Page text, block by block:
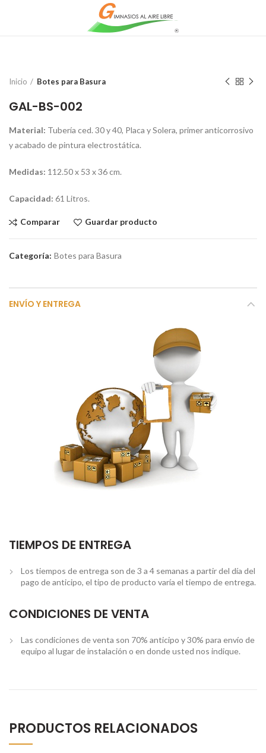
Inicio Botes para Basura
GAL-BS-002
Material: Tubería ced. 30 y 40, Placa y Solera, primer anticorrosivo
y acabado de pintura electrostática.
Medidas: 112.50 x 53 x 36 cm.
Capacidad: 61 Litros.
Comparar Guardar producto
Categoría: Botes para Basura
ENVÍO Y ENTREGA
TIEMPOS DE ENTREGA
Los tiempos de entrega son de 3 a 4 semanas a partir del día del
pago de anticipo, el tipo de producto varía el tiempo de entrega.
CONDICIONES DE VENTA
Las condiciones de venta son 70% anticipo y 30% para envío de
equipo al lugar de instalación o en donde usted nos indique.
PRODUCTOS RELACIONADOS